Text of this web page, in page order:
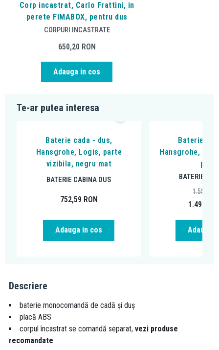
Corp incastrat, Carlo Frattini, in
perete FIMABOX, pentru dus
CORPURI INCASTRATE
650,20 RON
Adauga in cos
Te-ar putea interesa
Baterie cada - dus,
Hansgrohe, Logis, parte
vizibila, negru mat
BATERIE CABINA DUS
752,59 RON
Adauga in cos
Baterie
Hansgrohe,
BATERIE
1.498,95
1.554,22
Adauga
Descriere
baterie monocomandă de cadă și duș
placă ABS
corpul încastrat se comandă separat, vezi produse
recomandate